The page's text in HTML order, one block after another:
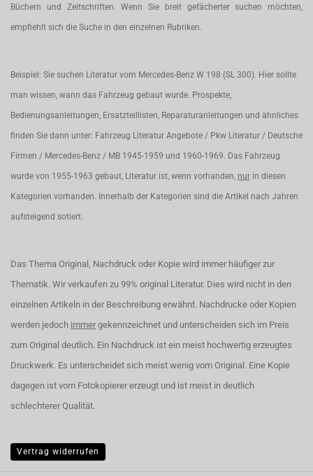
Büchern und Zeitschriften. Wenn Sie breit gefächerter suchen möchten,
empfiehlt sich die Suche in den einzelnen Rubriken.
Beispiel: Sie suchen Literatur vom Mercedes-Benz W 198 (SL 300). Hier sollte
man wissen, wann das Fahrzeug gebaut wurde. Prospekte,
Bedienungsanleitungen, Ersatzteillisten, Reparaturanleitungen und ähnliches
finden Sie dann unter: Fahrzeug Literatur Angebote / Pkw Literatur / Deutsche
Firmen / Mercedes-Benz / MB 1945-1959 und 1960-1969. Das Fahrzeug
wurde von 1955-1963 gebaut, Literatur ist, wenn vorhanden, nur in diesen
Kategorien vorhanden. Innerhalb der Kategorien sind die Artikel nach Jahren
aufsteigend sotiert.
Das Thema Original, Nachdruck oder Kopie wird immer häufiger zur
Thematik. Wir verkaufen zu 99% original Literatur. Dies wird nicht in den
einzelnen Artikeln in der Beschreibung erwähnt. Nachdrucke oder Kopien
werden jedoch immer gekennzeichnet und unterscheiden sich im Preis
zum Original deutlich. Ein Nachdruck ist ein meist hochwertig erzeugtes
Druckwerk. Es unterscheidet sich meist wenig vom Original. Eine Kopie
dagegen ist vom Fotokopierer erzeugt und ist meist in deutlich
schlechterer Qualität.
Vertrag widerrufen